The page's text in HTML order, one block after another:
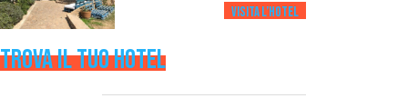
Visita l’HOTEL
TROVA IL TUO HOTEL